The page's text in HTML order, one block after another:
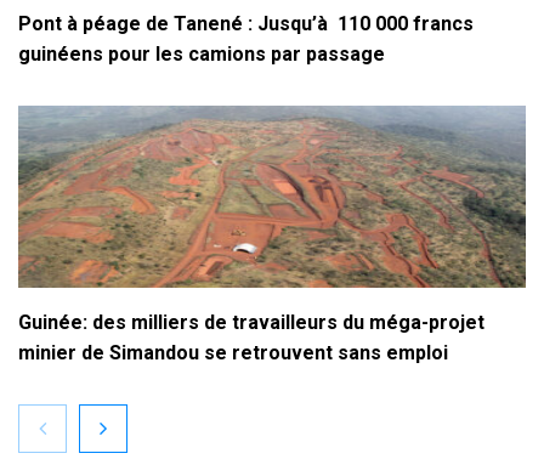
Pont à péage de Tanené : Jusqu’à 110 000 francs
guinéens pour les camions par passage
Guinée: des milliers de travailleurs du méga-projet
minier de Simandou se retrouvent sans emploi